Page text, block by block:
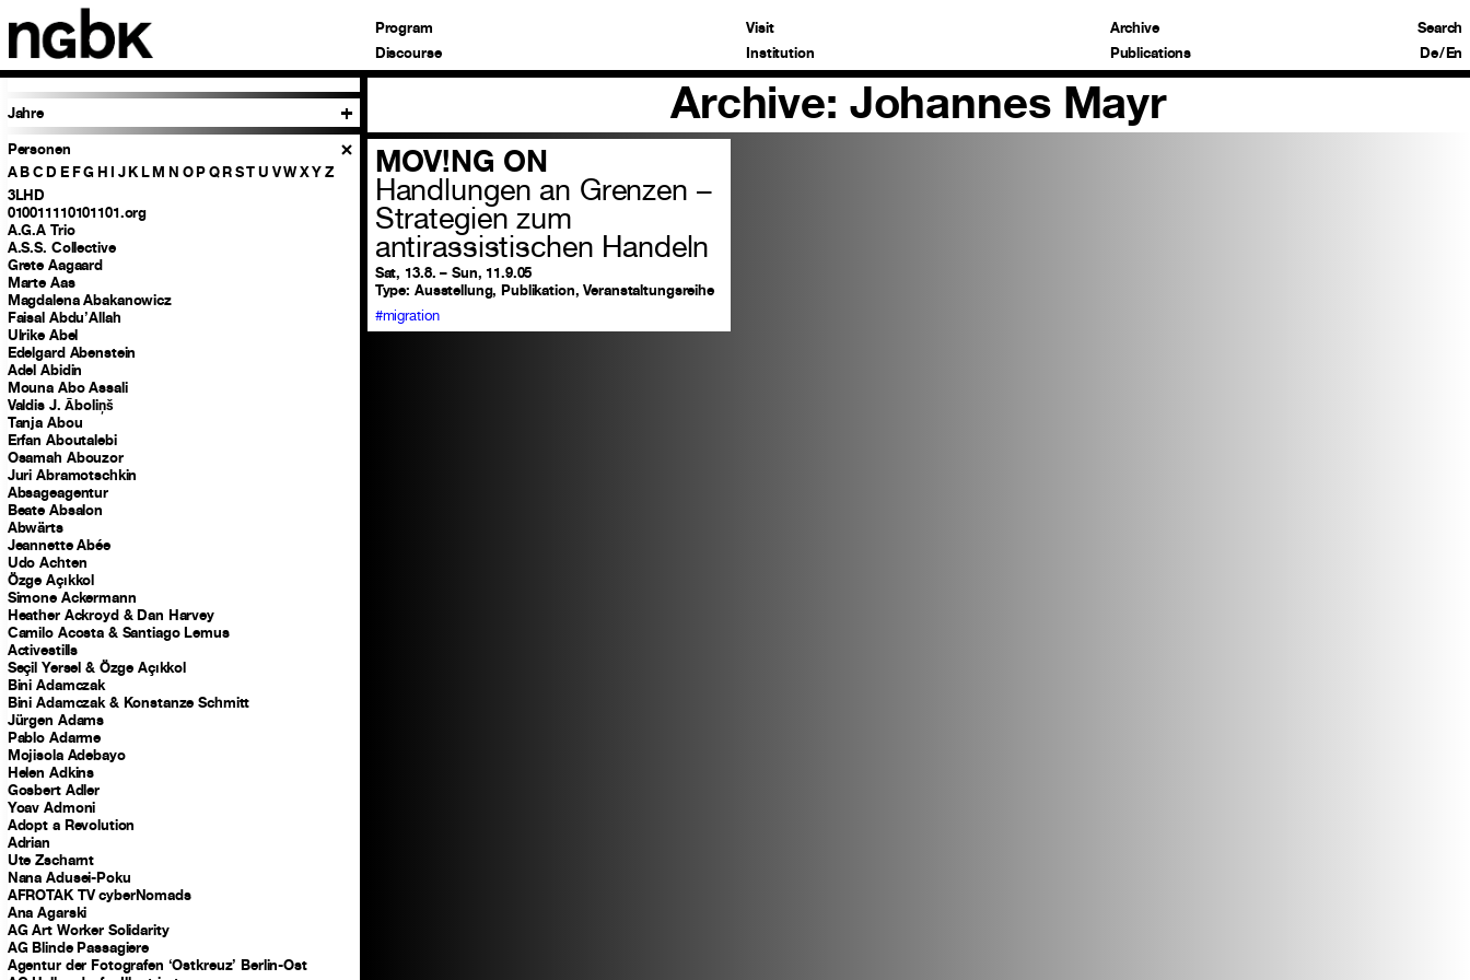
Program
Discourse
Visit
Institution
Archive
Publications
Search
De/En
Jahre
Personen
ABC D EFGH I JKLM N OPQRSTU VWXYZ
3LHD
010011110101101.org
A.G.A Trio
A.S.S. Collective
Grete Aagaard
Marte Aas
Magdalena Abakanowicz
Faisal Abdu’Allah
Ulrike Abel
Edelgard Abenstein
Adel Abidin
Mouna Abo Assali
Valdis J. Āboliņš
Tanja Abou
Erfan Aboutalebi
Osamah Abouzor
Juri Abramotschkin
Absageagentur
Beate Absalon
Abwärts
Jeannette Abée
Udo Achten
Özge Açıkkol
Simone Ackermann
Heather Ackroyd & Dan Harvey
Camilo Acosta & Santiago Lemus
Activestills
Seçil Yersel & Özge Açıkkol
Bini Adamczak
Bini Adamczak & Konstanze Schmitt
Jürgen Adams
Pablo Adarme
Mojisola Adebayo
Helen Adkins
Gosbert Adler
Yoav Admoni
Adopt a Revolution
Adrian
Ute Zscharnt
Nana Adusei-Poku
AFROTAK TV cyberNomads
Ana Agarski
AG Art Worker Solidarity
AG Blinde Passagiere
Agentur der Fotografen ‘Ostkreuz’ Berlin-Ost
Archive: Johannes Mayr
MOV!NG ON
Handlungen an Grenzen –
Strategien zum
antirassistischen Handeln
Sat, 13.8. – Sun, 11.9.05
Type: Ausstellung, Publikation, Veranstaltungsreihe
#migration